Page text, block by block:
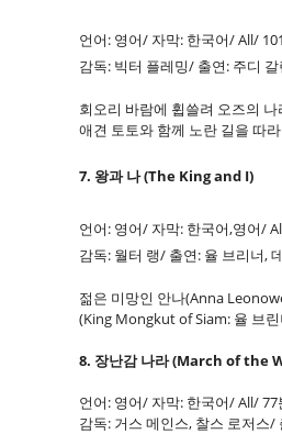
언어: 영어/ 자막: 한국어/ All/
감독: 빅터 플레밍/ 출연: 주디
회오리 바람에 휩쓸려 오즈의
애견 토토와 함께 노란 길을 따
7. 왕과 나 (The King and I)
언어: 영어/ 자막: 한국어,영어/
감독: 월터 랭/ 출연: 율 브리너,
젊은 미망인 안나(Anna
(King Mongkut of Siam: 율 브
8. 장난감 나라 (March of the
언어: 영어/ 자막: 한국어/ All/
감독: 거스 메인스, 찰스 로저스